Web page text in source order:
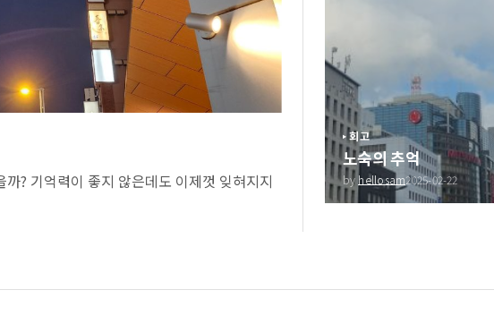
? 기억력이 좋지 않은데도 이제껏 잊혀지지
회고
노숙의 추억
by hellosam2025-02-22